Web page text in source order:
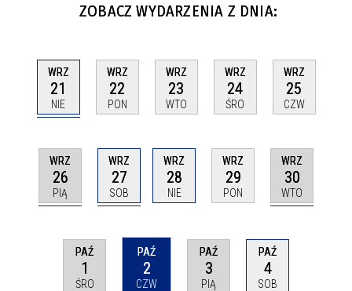
ZOBACZ WYDARZENIA Z DNIA:
WRZ
21
NIE
WRZ
22
PON
WRZ
23
WTO
WRZ
24
ŚRO
WRZ
25
CZW
WRZ
26
PIĄ
WRZ
27
SOB
WRZ
28
NIE
WRZ
29
PON
WRZ
30
WTO
PAŹ
1
ŚRO
PAŹ
2
CZW
PAŹ
3
PIĄ
PAŹ
4
SOB